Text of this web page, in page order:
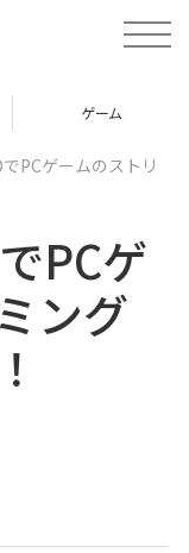
t
o
v
t
ゲーム
PCゲームのストリ
PCゲ
ング